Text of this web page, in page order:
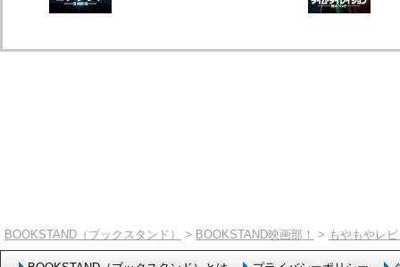
BOOKSTAND（ブックスタンド） > BOOKSTAND映画部！ > もやもやレ